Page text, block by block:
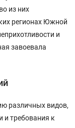
из них
регионах Южной
и
завоевала
различных видов,
и требования к